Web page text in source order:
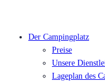
Der Campingplatz
Preise
Unsere
Lageplan des